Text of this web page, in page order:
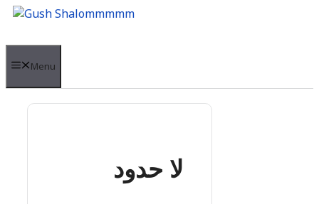
Skip
content
Menu
لا حدود